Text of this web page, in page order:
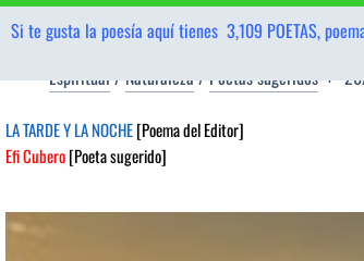
Si te gusta la poesía aquí tienes 3,109 POETAS,
Espiritual/Naturaleza/Poetas sugeridos
LA TARDE Y LA NOCHE[Poema del Editor]
Efi Cubero[Poeta sugerido]